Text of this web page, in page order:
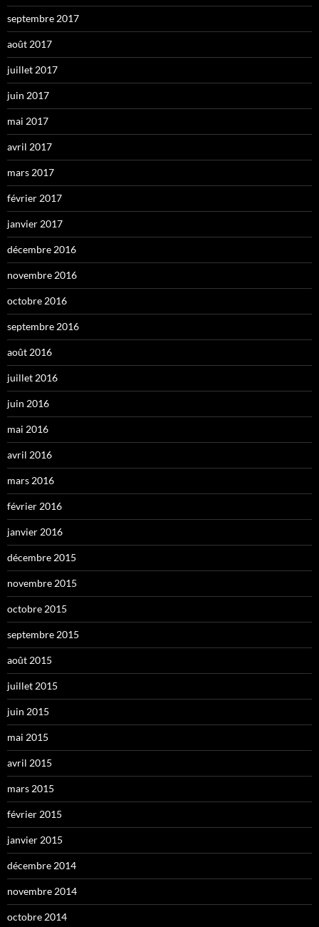
septembre 2017
août 2017
juillet 2017
juin 2017
mai 2017
avril 2017
mars 2017
février 2017
janvier 2017
décembre 2016
novembre 2016
octobre 2016
septembre 2016
août 2016
juillet 2016
juin 2016
mai 2016
avril 2016
mars 2016
février 2016
janvier 2016
décembre 2015
novembre 2015
octobre 2015
septembre 2015
août 2015
juillet 2015
juin 2015
mai 2015
avril 2015
mars 2015
février 2015
janvier 2015
décembre 2014
novembre 2014
octobre 2014